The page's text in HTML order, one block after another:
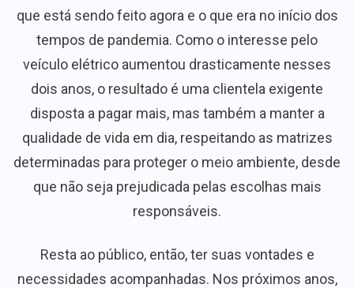
que está sendo feito agora e o que era no início dos
tempos de pandemia. Como o interesse pelo
veículo elétrico aumentou drasticamente nesses
dois anos, o resultado é uma clientela exigente
disposta a pagar mais, mas também a manter a
qualidade de vida em dia, respeitando as matrizes
determinadas para proteger o meio ambiente, desde
que não seja prejudicada pelas escolhas mais
responsáveis.
Resta ao público, então, ter suas vontades e
necessidades acompanhadas. Nos próximos anos,